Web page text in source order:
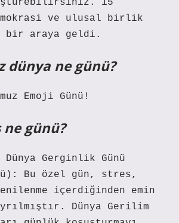
15
ve ulusal birlik
bir araya geldi.
dünya ne günü?
Emoji Günü!
ne günü?
Dünya Gerginlik Günü
Bu özel gün, stres,
içerdiğinden emin
Dünya Gerilim